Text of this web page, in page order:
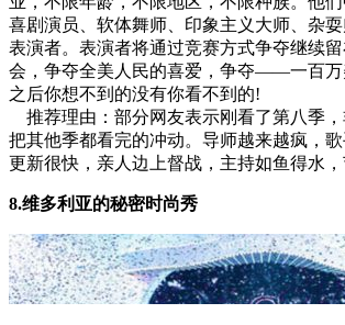
喜剧演员、软体舞师、印象主义大师、杂
表演者。表演者将通过竞赛方式争夺继续
会，争夺全美人民的喜爱，争夺——一百万
之后你想不到的没有你看不到的!
推荐理由：部分网友表示刚看了第八季
把其他季都看完的冲动。导师越来越疯，
更新很快，亲人边上督战，主持如鱼得水
8.维多利亚的秘密时尚秀